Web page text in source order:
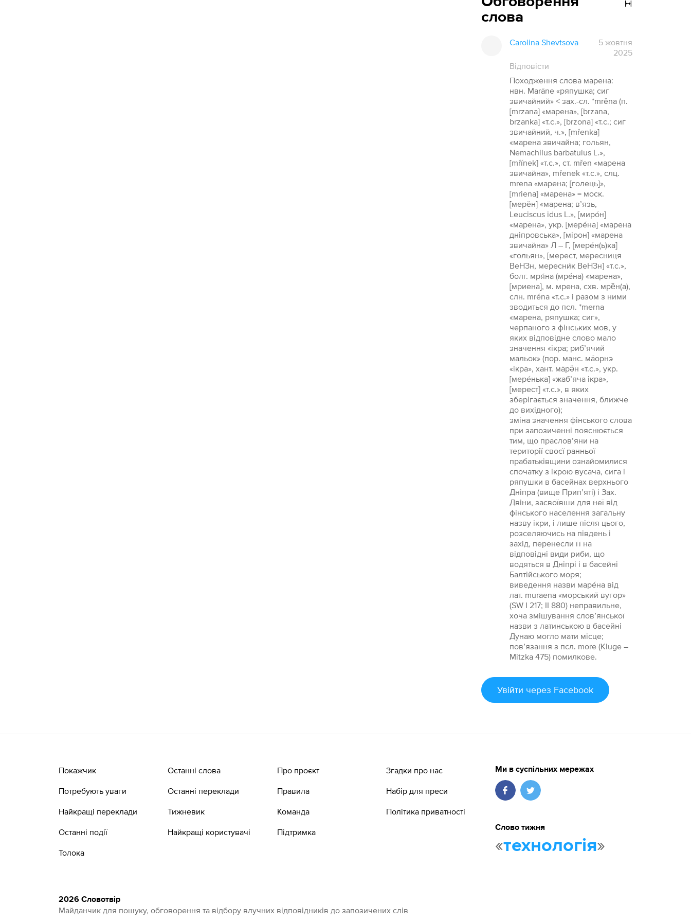
слова
Carolina Shevtsova
5 жовтня
2025
Відповісти
Походження слова марена:
нвн. Maräne «ряпушка; сиг
звичайний» < зах.-сл. *mrěna (п.
[mrzana] «марена», [brzana,
brzanka] «т.с.», [brzona] «т.с.; сиг
звичайний, ч.», [mřenka]
«марена звичайна; гольян,
Nemachilus barbatulus L.»,
[mřínek] «т.с.», ст. mřen «марена
звичайна», mřenek «т.с.», слц.
mrena «марена; [голець]»,
[mriena] «марена» = моск.
[мерён] «марена; в’язь,
Leuciscus idus L.», [миро́н]
«марена», укр. [мере́на] «марена
дніпровська», [мірон] «марена
звичайна» Л – Г, [мере́н(ь)ка]
«гольян», [мерест, мересниця
ВеНЗн, мересни́к ВеНЗн] «т.с.»,
болг. мря́на (мре́на) «марена»,
[мриена], м. мрена, схв. мрȅн(а),
слн. mréna «т.с.» і разом з ними
зводиться до псл. *merna
«марена, ряпушка; сиг»,
черпаного з фінських мов, у
яких відповідне слово мало
значення «ікра; риб’ячий
мальок» (пор. манс. мäoрнэ
«ікра», хант. мäрӛн «т.с.», укр.
[мере́нька] «жаб’яча ікра»,
[мерест] «т.с.», в яких
зберігається значення, ближче
до вихідного);
зміна значення фінського слова
при запозиченні пояснюється
тим, що праслов’яни на
території своєї ранньої
прабатьківщини ознайомилися
спочатку з ікрою вусача, сига і
ряпушки в басейнах верхнього
Дніпра (вище Прип’яті) і Зах.
Двіни, засвоївши для неї від
фінського населення загальну
назву ікри, і лише після цього,
розселяючись на південь і
захід, перенесли її на
відповідні види риби, що
водяться в Дніпрі і в басейні
Балтійського моря;
виведення назви маре́на від
лат. muraena «морський вугор»
(SW І 217; II 880) неправильне,
хоча змішування слов’янської
назви з латинською в басейні
Дунаю могло мати місце;
пов’язання з псл. more (Kluge –
Mitzka 475) помилкове.
Увійти через Facebook
Покажчик
Потребують уваги
Найкращі переклади
Останні події
Толока
Останні слова
Останні переклади
Тижневик
Найкращі користувачі
Про проєкт
Правила
Команда
Підтримка
Згадки про нас
Набір для преси
Політика приватності
Ми в суспільних мережах
Слово тижня
«технологія»
2026 Словотвір
Майданчик для пошуку, обговорення та відбору влучних відповідників до запозичених слів